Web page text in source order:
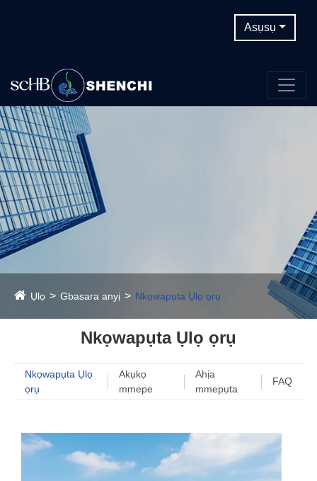
Asụsụ
Ụlọ Gbasara anyị Nkọwapụta Ụlọ ọrụ
Nkọwapụta Ụlọ ọrụ
Nkọwapụta Ụlọ
ọrụ
Akụkọ
mmepe
Ahịa
mmepụta
FAQ